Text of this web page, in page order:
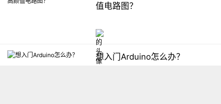
值电路图？
想入门Arduino怎么办？